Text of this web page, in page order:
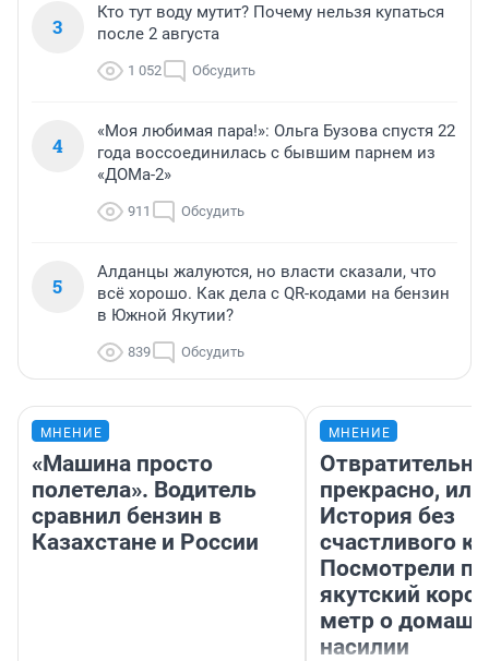
3
Кто тут воду мутит? Почему нельзя купаться
после 2 августа
1 052 Обсудить
4
«Моя любимая пара!»: Ольга Бузова спустя 22
года воссоединилась с бывшим парнем из
«ДОМа-2»
911 Обсудить
5
Алданцы жалуются, но власти сказали, что
всё хорошо. Как дела с QR-кодами на бензин
в Южной Якутии?
839 Обсудить
МНЕНИЕ
«Машина просто
полетела». Водитель
сравнил бензин в
Казахстане и России
МНЕНИЕ
Отвратительно
прекрасно, или
История без
счастливого
Посмотрели
якутский
метр о
насилии